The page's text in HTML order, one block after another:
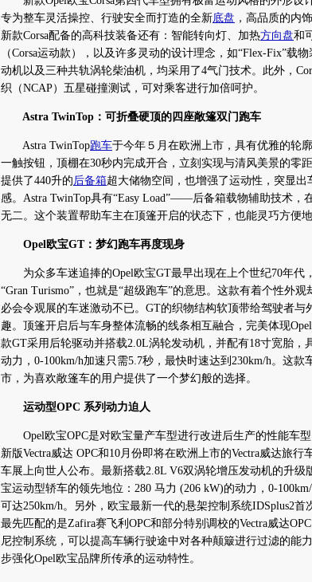
专为整车灵活操控、行驶安全而打造的全新底盘 ，高品质的内
新款Corsa配备的高科技装备还有：智能转向灯、加热方向盘和
（Corsa运动款），以及许多灵动的设计理念，如“Flex-Fix”载
动机以及三种共轨涡轮柴油机，均采用了4气门技术。此外，
织（NCAP）五星碰撞测试，可对乘客进行加倍呵护。
Astra TwinTop：可折叠硬顶的四座敞篷双门跑车
Astra TwinTop跑车于今年５月在欧洲上市，具有优雅的轮
一触按钮，顶棚在30秒内完成开合，立刻实现与清风美景的零
提供了440升的后备箱超大储物空间，也增强了运动性，突显出
感。Astra TwinTop具有“Easy Load”——后备箱载物辅助技术，
无二。这个装置帮助车主在顶篷开启的状态下，也能灵巧方便
Opel欧宝GT：梦幻跑车再度现身
为众多车迷追捧的Opel欧宝GT最早出现在上个世纪70年代
“Gran Turismo”，也就是“超级跑车”的意思。这款有着个性外
必会令观展的车迷激动不已。GT的织物结构软顶带给驾驶者与
趣。顶篷开启后与车身整体流畅的线条相互融合，完美体现
款GT采用后轮驱动并搭载2.0L涡轮发动机，并配有18寸宽胎，
动力，0-100km/h加速只需5.7秒，最快时速达到230km/h。这款
市，为喜欢敞篷车的用户提供了一个梦幻般的选择。
运动型OPC 系列动力迫人
Opel欧宝OPC是对欧宝量产车型进行改进后生产的性能车型
新版Vectra威达 OPC和10月份即将在欧洲上市的Vectra威达旅行
车展上向世人公布。最新搭载2.8L V6双涡轮增压发动机的升级
宝运动型轿车的领先地位：280 马力 (206 kW)的动力，0-
可达250km/h。另外，欧宝最新一代的悬架控制系统IDSplus2首
最先匹配的是Zafira赛飞利OPC和部分特别调校的Vectra威达
尼控制系统，可以提高车辆行驶途中对各种颠簸进行过滤的能
步强化Opel欧宝品牌所传承的运动特性。